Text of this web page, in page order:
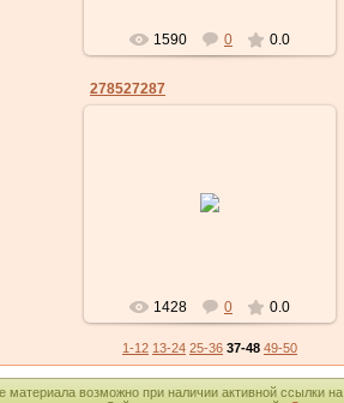
1590 0 0.0
278527287
1428 0 0.0
1-12 13-24 25-36 37-48 49-50
материала возможно при наличии активной ссылки на